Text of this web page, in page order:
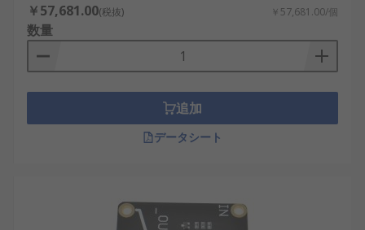
￥57,681.00(税抜) ￥57,681.00/個
数量
追加
データシート